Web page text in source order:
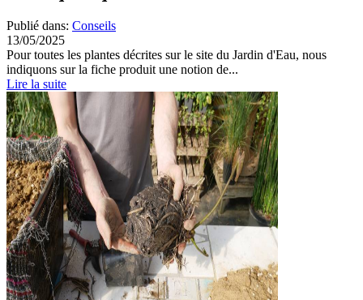
Publié dans: Conseils
13/05/2025
Pour toutes les plantes décrites sur le site du Jardin d'Eau, nous
indiquons sur la fiche produit une notion de...
Lire la suite